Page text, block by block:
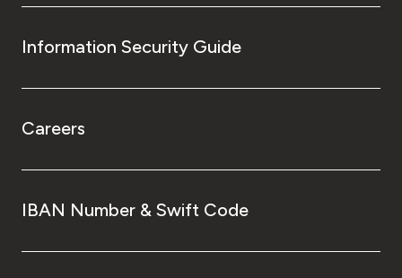
Information Security Guide
Careers
IBAN Number & Swift Code